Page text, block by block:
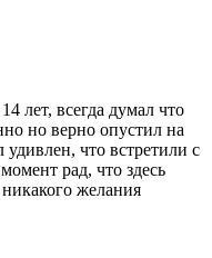
лет, всегда думал что
но верно опустил на
что встретили с
рад, что здесь
желания